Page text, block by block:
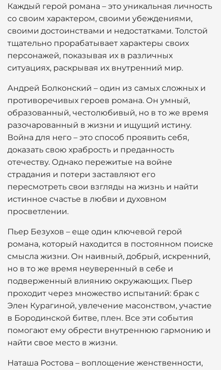
Каждый герой романа – это уникальная личность
со своим характером, своими убеждениями,
своими достоинствами и недостатками. Толстой
тщательно прорабатывает характеры своих
персонажей, показывая их в различных
ситуациях, раскрывая их внутренний мир.
Андрей Болконский – один из самых сложных и
противоречивых героев романа. Он умный,
образованный, честолюбивый, но в то же время
разочарованный в жизни и ищущий истину.
Война для него – это способ проявить себя,
доказать свою храбрость и преданность
отечеству. Однако пережитые на войне
страдания и потери заставляют его
пересмотреть свои взгляды на жизнь и найти
истинное счастье в любви и духовном
просветлении.
Пьер Безухов – еще один ключевой герой
романа, который находится в постоянном поиске
смысла жизни. Он наивный, добрый, искренний,
но в то же время неуверенный в себе и
подверженный влиянию окружающих. Пьер
проходит через множество испытаний: брак с
Элен Курагиной, увлечение масонством, участие
в Бородинской битве, плен. Все эти события
помогают ему обрести внутреннюю гармонию и
найти свое место в жизни.
Наташа Ростова – воплощение женственности,